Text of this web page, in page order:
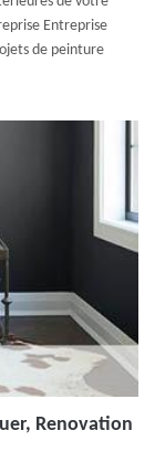
Entreprise
de peinture
Renovation